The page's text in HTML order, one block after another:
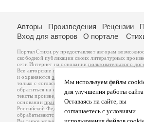
Мы используем файлы
для улучшения работы
Оставаясь на сайте, вы
соглашаетесь с условиями
Авторы Произведения Рецензии
Вход для авторов
О портале
Портал Стихи.ру предоставляет авторам
свободной публикации своих литературных
сети Интернет на основаниипользовательского
Все авторские права на произведения принадлежат
и охраняются законом
. Перепечатка произведений
только с согласия его автора, к которому вы можете
обратиться на его авторской странице.
тексты произведений авторы несут самостоятельно
основанииправил публикацииизаконодательства
Российской Федерации
обрабатываются на основанииПолитики